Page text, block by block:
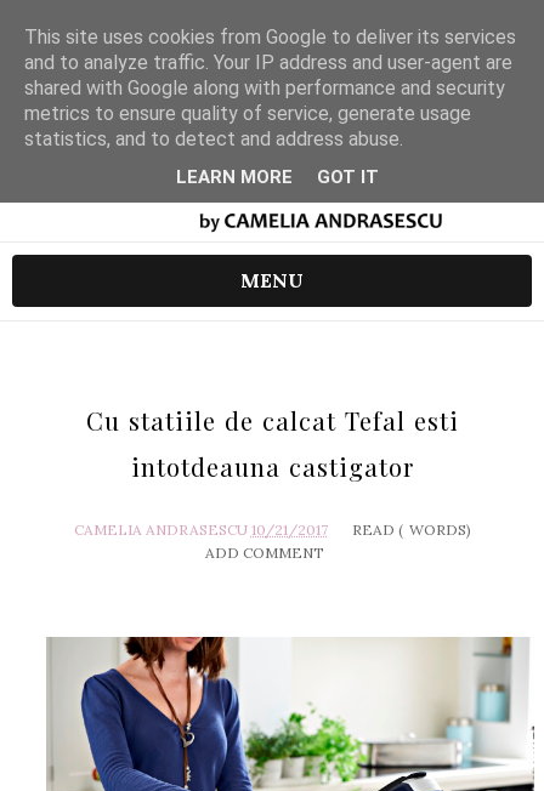
MENU
Cu statiile de calcat Tefal esti
intotdeauna castigator
CAMELIA ANDRASESCU 10/21/2017 READ ( WORDS)
ADD COMMENT
This site uses cookies from Google to deliver its services
and to analyze traffic. Your IP address and user-agent are
shared with Google along with performance and security
metrics to ensure quality of service, generate usage
statistics, and to detect and address abuse.
LEARN MORE GOT IT